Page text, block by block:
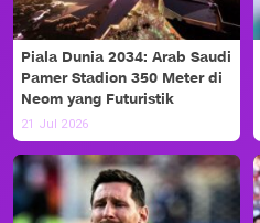
Piala Dunia 2034: Arab Saudi
Pamer Stadion 350 Meter di
Neom yang Futuristik
21 Jul 2026